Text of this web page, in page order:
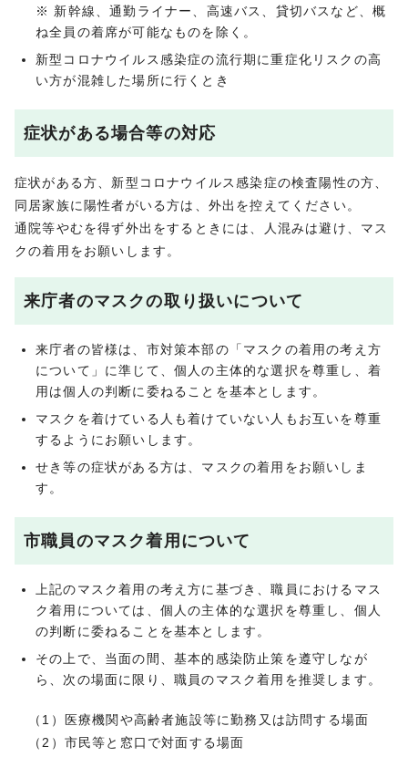
※ 新幹線、通勤ライナー、高速バス、貸切バスなど、概
ね全員の着席が可能なものを除く。
新型コロナウイルス感染症の流行期に重症化リスクの高
い方が混雑した場所に行くとき
症状がある場合等の対応
症状がある方、新型コロナウイルス感染症の検査陽性の方、
同居家族に陽性者がいる方は、外出を控えてください。
通院等やむを得ず外出をするときには、人混みは避け、マス
クの着用をお願いします。
来庁者のマスクの取り扱いについて
来庁者の皆様は、市対策本部の「マスクの着用の考え方
について」に準じて、個人の主体的な選択を尊重し、着
用は個人の判断に委ねることを基本とします。
マスクを着けている人も着けていない人もお互いを尊重
するようにお願いします。
せき等の症状がある方は、マスクの着用をお願いしま
す。
市職員のマスク着用について
上記のマスク着用の考え方に基づき、職員におけるマス
ク着用については、個人の主体的な選択を尊重し、個人
の判断に委ねることを基本とします。
その上で、当面の間、基本的感染防止策を遵守しなが
ら、次の場面に限り、職員のマスク着用を推奨します。
（1）医療機関や高齢者施設等に勤務又は訪問する場面
（2）市民等と窓口で対面する場面